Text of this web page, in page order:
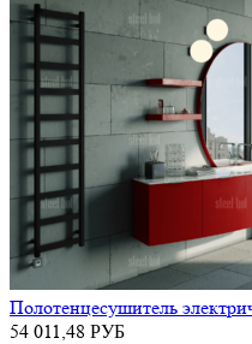
Полотенцесушитель
54 011,48 РУБ